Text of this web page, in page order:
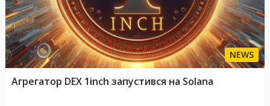
NEWS
Агрегатор DEX 1inch запустився на Solana